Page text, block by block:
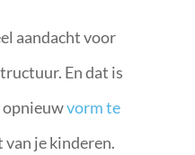
aandacht voor
En dat is
opnieuwvorm te
van je kinderen.